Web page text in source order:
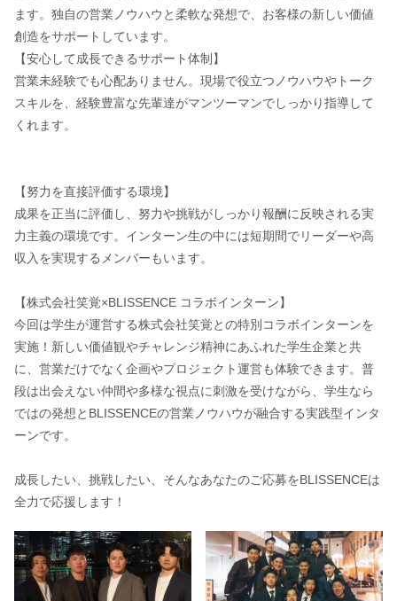
ます。独自の営業ノウハウと柔軟な発想で、お客様の新しい価値
創造をサポートしています。
【安心して成長できるサポート体制】
営業未経験でも心配ありません。現場で役立つノウハウやトーク
スキルを、経験豊富な先輩達がマンツーマンでしっかり指導して
くれます。
【努力を直接評価する環境】
成果を正当に評価し、努力や挑戦がしっかり報酬に反映される実
力主義の環境です。インターン生の中には短期間でリーダーや高
収入を実現するメンバーもいます。
【株式会社笑覚×BLISSENCE コラボインターン】
今回は学生が運営する株式会社笑覚との特別コラボインターンを
実施！新しい価値観やチャレンジ精神にあふれた学生企業と共
に、営業だけでなく企画やプロジェクト運営も体験できます。普
段は出会えない仲間や多様な視点に刺激を受けながら、学生なら
ではの発想とBLISSENCEの営業ノウハウが融合する実践型インタ
ーンです。
成長したい、挑戦したい、そんなあなたのご応募をBLISSENCEは
全力で応援します！